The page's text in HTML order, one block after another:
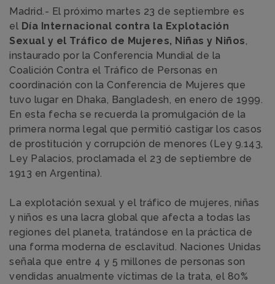
Madrid.- El próximo martes 23 de septiembre es
el Día Internacional contra la Explotación
Sexual y el Tráfico de Mujeres, Niñas y Niños,
instaurado por la Conferencia Mundial de la
Coalición Contra el Tráfico de Personas en
coordinación con la Conferencia de Mujeres que
tuvo lugar en Dhaka, Bangladesh, en enero de 1999.
En esta fecha se recuerda la promulgación de la
primera norma legal que permitió castigar los casos
de prostitución y corrupción de menores (Ley 9.143,
Ley Palacios, proclamada el 23 de septiembre de
1913 en Argentina).
La explotación sexual y el tráfico de mujeres, niñas
y niños es una lacra global que afecta a todas las
regiones del planeta, tratándose en la práctica de
una forma moderna de esclavitud. Naciones Unidas
señala que entre 4 y 5 millones de personas son
vendidas anualmente víctimas de la trata, el 80%